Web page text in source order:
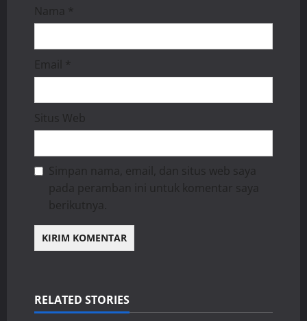
Nama *
Email *
Situs Web
Simpan nama, email, dan situs web saya
pada peramban ini untuk komentar saya
berikutnya.
RELATED STORIES